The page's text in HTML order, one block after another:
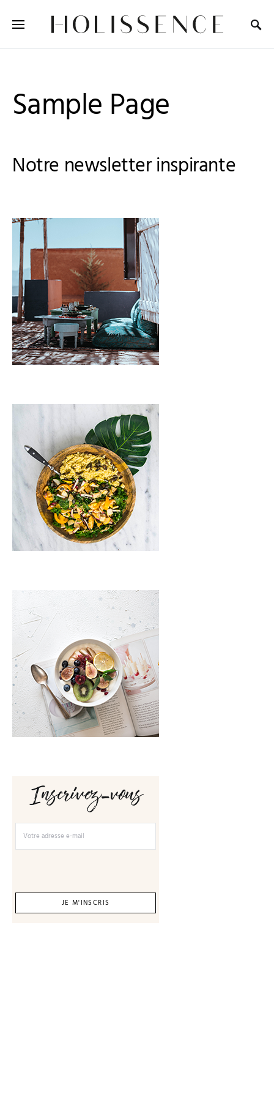
Sample Page
Notre newsletter inspirante
Inscrivez-vous